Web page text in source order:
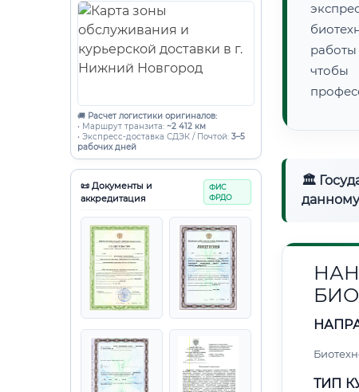
🚚 Расчет логистики оригиналов:
• Маршрут транзита: ~2 412 км
• Экспресс-доставка СДЭК / Почтой: 3–5
рабочих дней
📜 Документы и
аккредитация
ФИС
ФРДО
🏛
ТИП